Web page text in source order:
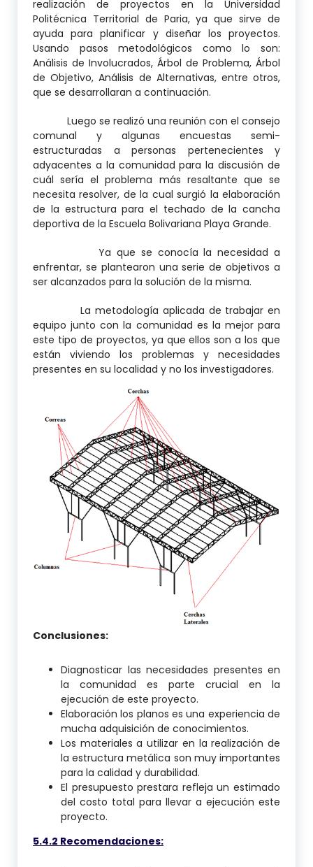
realización de proyectos en la Universidad
Politécnica Territorial de Paria, ya que sirve de
ayuda para planificar y diseñar los proyectos.
Usando pasos metodológicos como lo son:
Análisis de Involucrados, Árbol de Problema, Árbol
de Objetivo, Análisis de Alternativas, entre otros,
que se desarrollaran a continuación.
Luego se realizó una reunión con el consejo
comunal y algunas encuestas semi-
estructuradas a personas pertenecientes y
adyacentes a la comunidad para la discusión de
cuál sería el problema más resaltante que se
necesita resolver, de la cual surgió la elaboración
de la estructura para el techado de la cancha
deportiva de la Escuela Bolivariana Playa Grande.
Ya que se conocía la necesidad a
enfrentar, se plantearon una serie de objetivos a
ser alcanzados para la solución de la misma.
La metodología aplicada de trabajar en
equipo junto con la comunidad es la mejor para
este tipo de proyectos, ya que ellos son a los que
están viviendo los problemas y necesidades
presentes en su localidad y no los investigadores.
Conclusiones:
Diagnosticar las necesidades presentes en
la comunidad es parte crucial en la
ejecución de este proyecto.
Elaboración los planos es una experiencia de
mucha adquisición de conocimientos.
Los materiales a utilizar en la realización de
la estructura metálica son muy importantes
para la calidad y durabilidad.
El presupuesto prestara refleja un estimado
del costo total para llevar a ejecución este
proyecto.
5.4.2 Recomendaciones: